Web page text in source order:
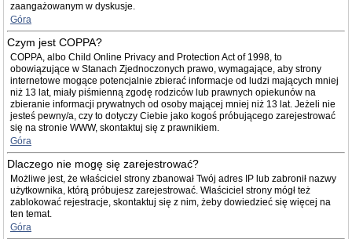
zaangażowanym w dyskusje.
Góra
Czym jest COPPA?
COPPA, albo Child Online Privacy and Protection Act of 1998, to
obowiązujące w Stanach Zjednoczonych prawo, wymagające, aby strony
internetowe mogące potencjalnie zbierać informacje od ludzi mających mniej
niż 13 lat, miały piśmienną zgodę rodziców lub prawnych opiekunów na
zbieranie informacji prywatnych od osoby mającej mniej niż 13 lat. Jeżeli nie
jesteś pewny/a, czy to dotyczy Ciebie jako kogoś próbującego zarejestrować
się na stronie WWW, skontaktuj się z prawnikiem.
Góra
Dlaczego nie mogę się zarejestrować?
Możliwe jest, że właściciel strony zbanował Twój adres IP lub zabronił nazwy
użytkownika, którą próbujesz zarejestrować. Właściciel strony mógł też
zablokować rejestracje, skontaktuj się z nim, żeby dowiedzieć się więcej na
ten temat.
Góra